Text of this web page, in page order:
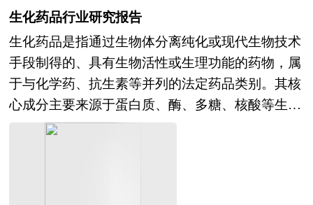
及风险等的计算和评价；内容详实、严密地论证项
目的可行性和投资的必要性。 本报告主要有以下
几大用途： 1、用于企业融资、对外招商合作 2、
用于国家发展和改革委立项 3、用于银行贷款 4、
用于境外投资项目核准 5、用于企业上市的招股说
定某一建设或科研项目之前，对该项目实施的可能
平直接关系到国民健康保障能力、生物医药产业多
处于政策强力支持与转型升级攻坚并存的关键阶
段，守正创新与高质量发展成为核心主题。在资源
基础方面，我国已建立中药材生产流通追溯体系，
道地药材目录和地理标志保护制度逐步完善，但野
生资源枯竭、规范化种植水平不高、农药重金属残
生化药品行业研究报告
生化药品是指通过生物体分离纯化或现代生物技术
手段制得的、具有生物活性或生理功能的药物，属
于与化学药、抗生素等并列的法定药品类别。其核
心成分主要来源于蛋白质、酶、多糖、核酸等生命
基本物质，能够直接参与或调节人体的新陈代谢过